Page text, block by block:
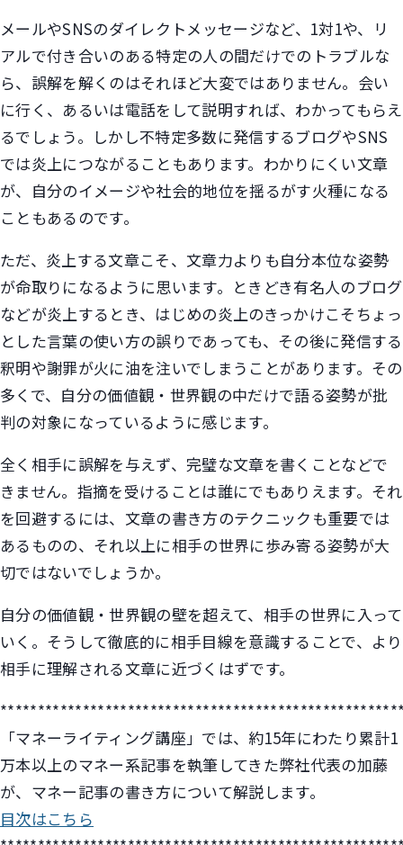
メールやSNSのダイレクトメッセージなど、1対1や、リ
アルで付き合いのある特定の人の間だけでのトラブルな
ら、誤解を解くのはそれほど大変ではありません。会い
に行く、あるいは電話をして説明すれば、わかってもらえ
るでしょう。しかし不特定多数に発信するブログやSNS
では炎上につながることもあります。わかりにくい文章
が、自分のイメージや社会的地位を揺るがす火種になる
こともあるのです。
ただ、炎上する文章こそ、文章力よりも自分本位な姿勢
が命取りになるように思います。ときどき有名人のブログ
などが炎上するとき、はじめの炎上のきっかけこそちょっ
とした言葉の使い方の誤りであっても、その後に発信する
釈明や謝罪が火に油を注いでしまうことがあります。その
多くで、自分の価値観・世界観の中だけで語る姿勢が批
判の対象になっているように感じます。
全く相手に誤解を与えず、完璧な文章を書くことなどで
きません。指摘を受けることは誰にでもありえます。それ
を回避するには、文章の書き方のテクニックも重要では
あるものの、それ以上に相手の世界に歩み寄る姿勢が大
切ではないでしょうか。
自分の価値観・世界観の壁を超えて、相手の世界に入って
いく。そうして徹底的に相手目線を意識することで、より
相手に理解される文章に近づくはずです。
「マネーライティング講座」では、約15年にわたり累計1
万本以上のマネー系記事を執筆してきた弊社代表の加藤
が、マネー記事の書き方について解説します。
目次はこちら